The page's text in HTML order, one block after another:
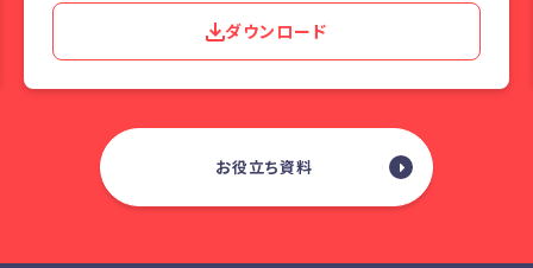
ダウンロード
お役立ち資料